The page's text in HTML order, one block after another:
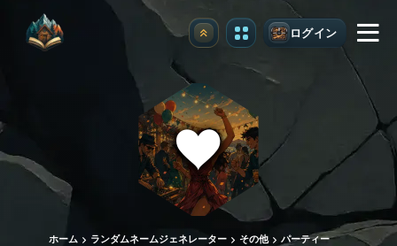
アップグレード ログイン
ホーム ランダムネームジェネレーター その他 パーティー